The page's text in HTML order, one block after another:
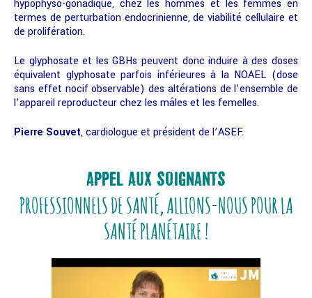
hypophyso-gonadique, chez les hommes et les femmes en
termes de perturbation endocrinienne, de viabilité cellulaire et
de prolifération.
Le glyphosate et les GBHs peuvent donc induire à des doses
équivalent glyphosate parfois inférieures à la NOAEL (dose
sans effet nocif observable) des altérations de l’ensemble de
l’appareil reproducteur chez les mâles et les femelles.
Pierre Souvet, cardiologue et président de l’ASEF.
APPEL AUX SOIGNANTS
PROFESSIONNELS DE SANTÉ, ALLIONS-NOUS POUR LA
SANTÉ PLANÉTAIRE !